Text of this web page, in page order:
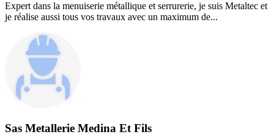
Expert dans la menuiserie métallique et serrurerie, je suis Metaltec et
je réalise aussi tous vos travaux avec un maximum de...
Sas Metallerie Medina Et Fils